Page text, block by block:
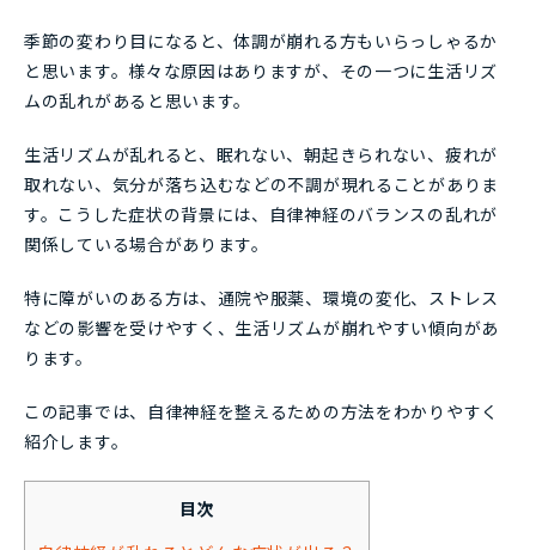
季節の変わり目になると、体調が崩れる方もいらっしゃるか
と思います。様々な原因はありますが、その一つに生活リズ
ムの乱れがあると思います。
生活リズムが乱れると、眠れない、朝起きられない、疲れが
取れない、気分が落ち込むなどの不調が現れることがありま
す。こうした症状の背景には、自律神経のバランスの乱れが
関係している場合があります。
特に障がいのある方は、通院や服薬、環境の変化、ストレス
などの影響を受けやすく、生活リズムが崩れやすい傾向があ
ります。
この記事では、自律神経を整えるための方法をわかりやすく
紹介します。
目次